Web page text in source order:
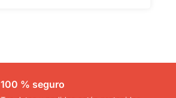
100 % seguro